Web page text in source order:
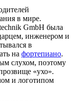
в мире.
GmbH была
инженером и
в
на фортепиано.
слухом, поэтому
«ухо».
и логотипом